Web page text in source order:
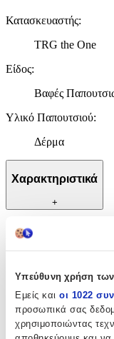
Υπεύθυνη χρήση
Εμείς και οι 1022
προσωπικά σας
χρησιμοποιώντας
Κατασκευαστής:
TRG the One
Είδος:
Βαφές
Υλικό Παπουτσιού:
Δέρμα
Χαρακτηριστικά
+
Είδος:
Βαφές